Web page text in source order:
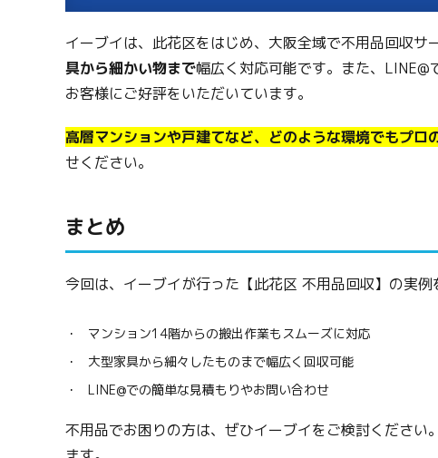
イーブイは、此花区をはじめ、大阪全域で不用品回収サ
具から細かい物まで幅広く対応可能です。また、
お客様にご好評をいただいています。
高層マンションや戸建てなど、どのような環境でもプロ
せください。
まとめ
今回は、イーブイが行った【此花区 不用品回収】の実例
マンション14階からの搬出作業もスムーズに対応
大型家具から細々したものまで幅広く回収可能
LINE@での簡単な見積もりやお問い合わせ
不用品でお困りの方は、ぜひイーブイをご検討くださ